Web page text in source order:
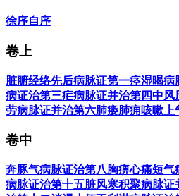
晚年诊治技术益精，学习勤奋，博览
（1810年刊），为研究仲景学说甚有
翼》八卷（1768）、《医学读书记》
阅读2.5
徐序自序
卷上
脏腑经络先后病脉证第一痉湿暍病
病证治第三疟病脉证并治第四中风
劳病脉证并治第六肺痿肺痈咳嗽上
卷中
奔豚气病脉证治第八胸痹心痛短气
病脉证治第十五脏风寒积聚病脉证